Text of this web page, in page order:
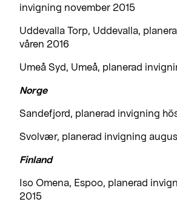
invigning november 2015
Uddevalla Torp, Uddevalla,
våren 2016
Umeå Syd, Umeå, planerad
Norge
Sandefjord, planerad invigning
Svolvær, planerad invigning
Finland
Iso Omena, Espoo, planerad
2015